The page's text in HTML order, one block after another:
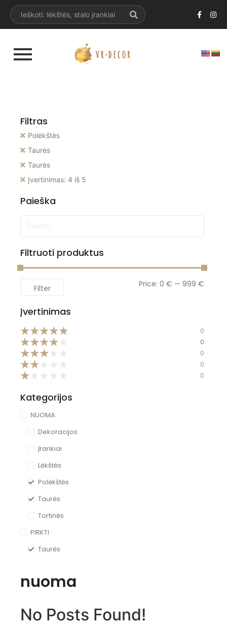
Filtras
Polėkštės
Taurės
Taurės
Įvertinimas: 4 iš 5
Paieška
Filtruoti produktus
Filter Price: 0 € — 999 €
Įvertinimas
★★★★★ 0
★★★★ 0
★★★ 0
★★ 0
★ 0
Kategorijos
NUOMA
Dekoracijos
Įrankiai
Lėkštės
Polėkštės
Taurės
Tortinės
PIRKTI
Taurės
nuoma
No Posts Found!